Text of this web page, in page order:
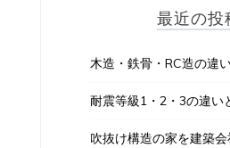
最近の投
木造・鉄骨・RC造の違
耐震等級1・2・3の違い
吹抜け構造の家を建築